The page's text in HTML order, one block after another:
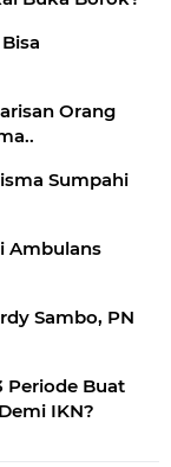
Orang
Sumpahi
Ambulans
Sambo, PN
Periode Buat
IKN?